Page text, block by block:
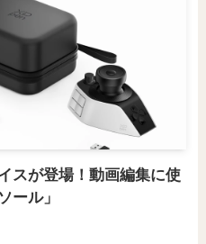
スが登場！動画編集に使
ール」